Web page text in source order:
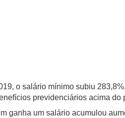
o salário mínimo subiu
previdenciários acima do
ganha um salário acumulou